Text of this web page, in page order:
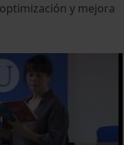
y mejora